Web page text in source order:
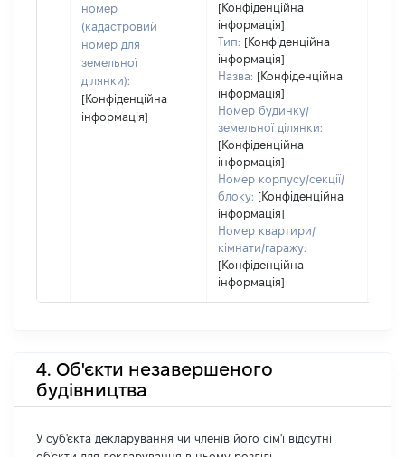
номер
(кадастровий
номер для
земельної
ділянки):
[Конфіденційна
інформація]
[Конфіденційна
інформація]
Тип: [Конфіденційна
інформація]
Назва: [Конфіденційна
інформація]
Номер будинку/
земельної ділянки:
[Конфіденційна
інформація]
Номер корпусу/секції/
блоку: [Конфіденційна
інформація]
Номер квартири/
кімнати/гаражу:
[Конфіденційна
інформація]
4. Об'єкти незавершеного
будівництва
У суб'єкта декларування чи членів його сім'ї відсутні